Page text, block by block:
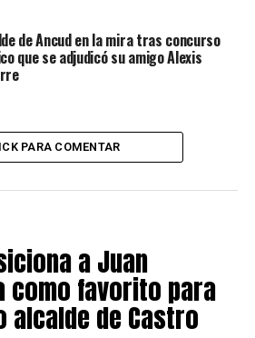
de Ancud en la mira tras concurso
que se adjudicó su amigo Alexis
PARA COMENTAR
a Juan
como favorito para
alcalde de Castro